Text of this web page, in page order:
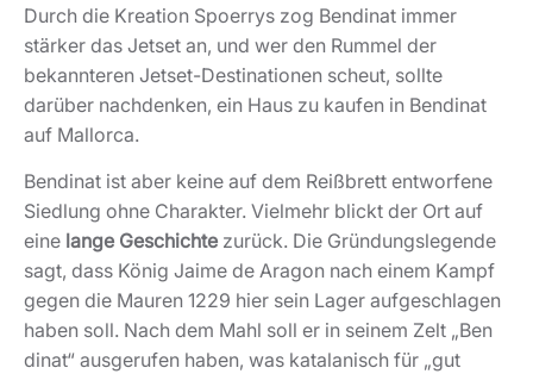
Durch die Kreation Spoerrys zog Bendinat immer
stärker das Jetset an, und wer den Rummel der
bekannteren Jetset-Destinationen scheut, sollte
darüber nachdenken, ein Haus zu kaufen in Bendinat
auf Mallorca.
Bendinat ist aber keine auf dem Reißbrett entworfene
Siedlung ohne Charakter. Vielmehr blickt der Ort auf
eine lange Geschichte zurück. Die Gründungslegende
sagt, dass König Jaime de Aragon nach einem Kampf
gegen die Mauren 1229 hier sein Lager aufgeschlagen
haben soll. Nach dem Mahl soll er in seinem Zelt „Ben
dinat“ ausgerufen haben, was katalanisch für „gut